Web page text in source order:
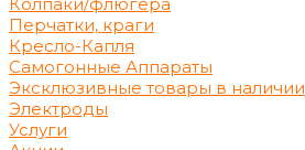
Перчатки, краги
Кресло-Капля
Самогонные Аппараты
Эксклюзивные товары в наличии
Электроды
Услуги